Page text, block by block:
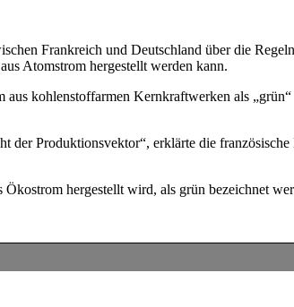
Frankreich und Deutschland über die
Atomstrom hergestellt werden kann.
kohlenstoffarmen Kernkraftwerken als
Produktionsvektor“, erklärte die
hergestellt wird, als grün bezeichnet